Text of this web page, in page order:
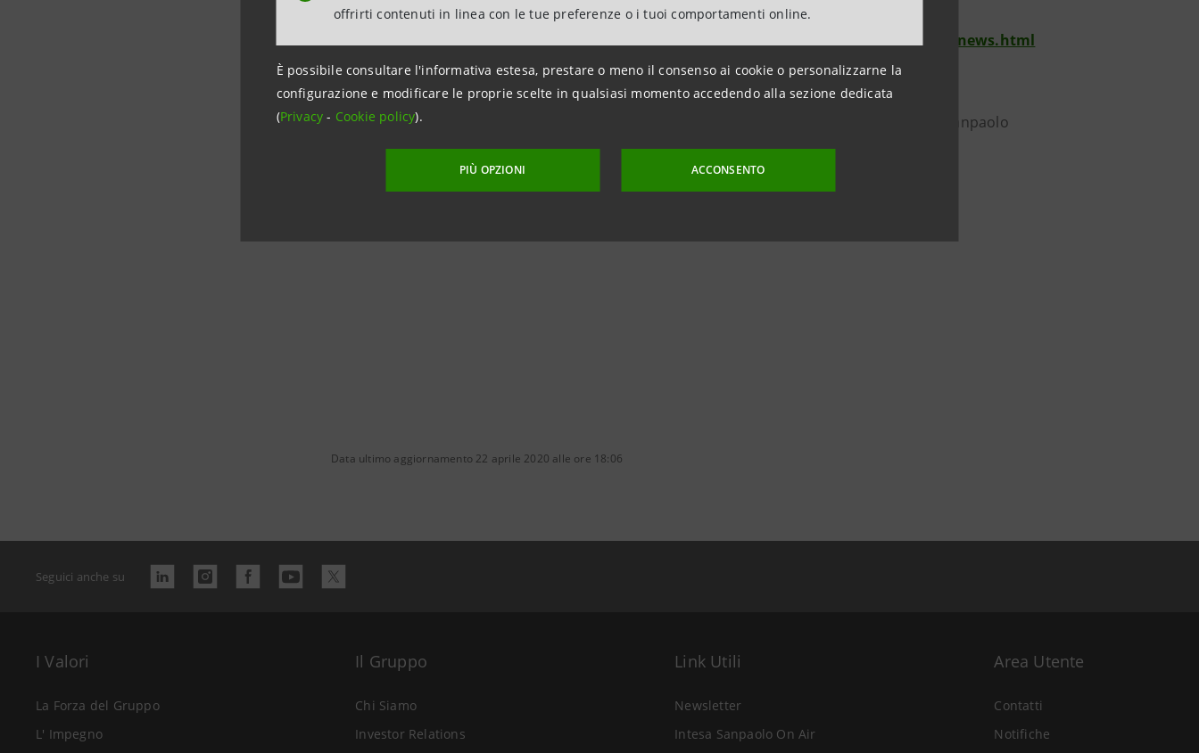
offrirti contenuti in linea con le tue preferenze o i tuoi comportamenti online.
È possibile consultare l'informativa estesa, prestare o meno il consenso ai cookie o personalizzarne la
configurazione e modificare le proprie scelte in qualsiasi momento accedendo alla sezione dedicata
(Privacy- Cookie policy).
PIÙ OPZIONI ACCONSENTO
https://www.intesasanpaolo.com/it/news.html
Twitter: @intesasanpaolo | Facebook: @intesasanpaolo |
LinkedIn:https://www.linkedin.com/company/intesa-sanpaolo | Instagram: @intesasanpaolo
Data ultimo aggiornamento 22 aprile 2020 alle ore 18:06
Seguici anche su
I Valori
La Forza del Gruppo
L' Impegno
Il Gruppo
Chi Siamo
Investor Relations
Link Utili
Newsletter
Intesa Sanpaolo On Air
Area Utente
Contatti
Notifiche